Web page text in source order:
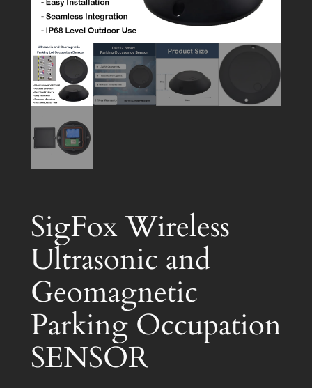
SigFox Wireless
Ultrasonic and
Geomagnetic
Parking Occupation
SENSOR